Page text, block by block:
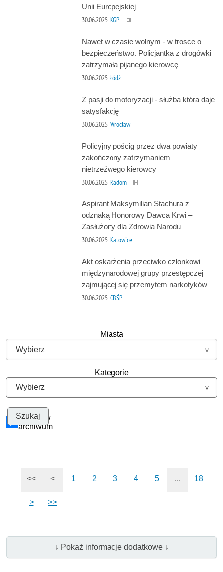
Unii Europejskiej
30.06.2025 KGP
Nawet w czasie wolnym - w trosce o
bezpieczeństwo. Policjantka z drogówki
zatrzymała pijanego kierowcę
30.06.2025 Łódź
Z pasji do motoryzacji - służba która daje
satysfakcję
30.06.2025 Wrocław
Policyjny pościg przez dwa powiaty
zakończony zatrzymaniem
nietrzeźwego kierowcy
30.06.2025 Radom
Aspirant Maksymilian Stachura z
odznaką Honorowy Dawca Krwi –
Zasłużony dla Zdrowia Narodu
30.06.2025 Katowice
Akt oskarżenia przeciwko członkowi
międzynarodowej grupy przestępczej
zajmującej się przemytem narkotyków
30.06.2025 CBŚP
Miasta
Kategorie
Szukaj w
archiwum
<< < 1 2 3 4 5 ... 18
> >>
↓ Pokaż informacje dodatkowe ↓